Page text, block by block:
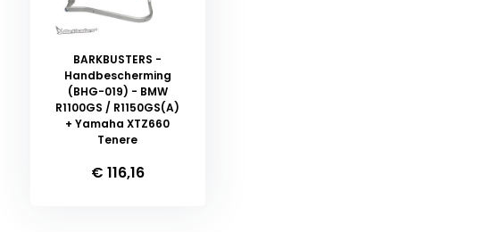
BARKBUSTERS -
Handbescherming
(BHG-019) - BMW
R1100GS / R1150GS(A)
+ Yamaha XTZ660
Tenere
€ 116,16